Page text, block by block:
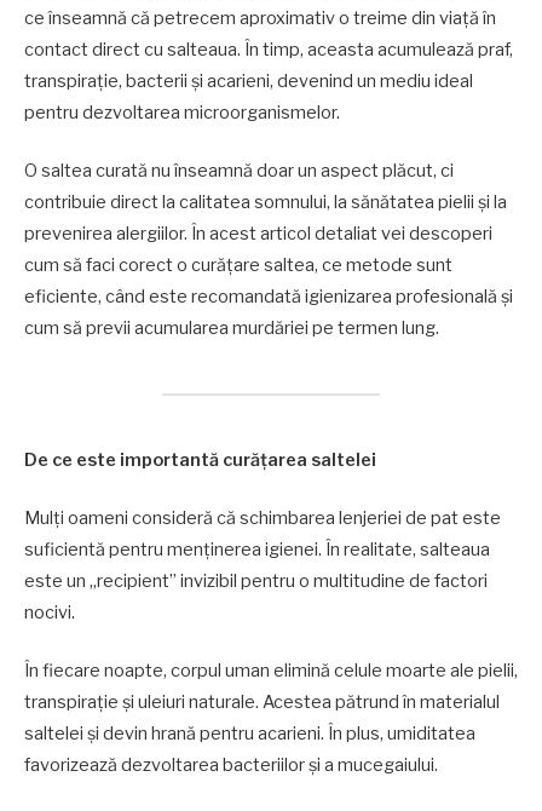
ce înseamnă că petrecem aproximativ o treime din viață în
contact direct cu salteaua. În timp, aceasta acumulează praf,
transpirație, bacterii și acarieni, devenind un mediu ideal
pentru dezvoltarea microorganismelor.
O saltea curată nu înseamnă doar un aspect plăcut, ci
contribuie direct la calitatea somnului, la sănătatea pielii și la
prevenirea alergiilor. În acest articol detaliat vei descoperi
cum să faci corect o curățare saltea, ce metode sunt
eficiente, când este recomandată igienizarea profesională și
cum să previi acumularea murdăriei pe termen lung.
De ce este importantă curățarea saltelei
Mulți oameni consideră că schimbarea lenjeriei de pat este
suficientă pentru menținerea igienei. În realitate, salteaua
este un „recipient” invizibil pentru o multitudine de factori
nocivi.
În fiecare noapte, corpul uman elimină celule moarte ale pielii,
transpirație și uleiuri naturale. Acestea pătrund în materialul
saltelei și devin hrană pentru acarieni. În plus, umiditatea
favorizează dezvoltarea bacteriilor și a mucegaiului.